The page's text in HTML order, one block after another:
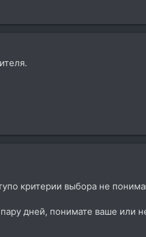
критерии выбора не
дней, понимате ваше или